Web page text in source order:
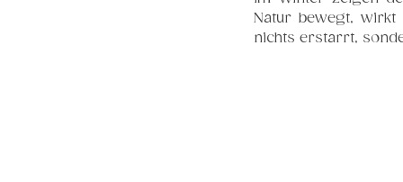
Natur bewegt, wirkt
nichts erstarrt,